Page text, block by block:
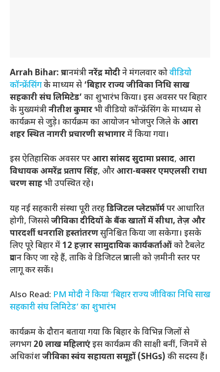
Arrah Bihar: प्रधानमंत्रीनरेंद्र मोदीने मंगलवार कोवीडियो
कॉन्फ्रेंसिंगके माध्यम से ‘बिहार राज्य जीविका निधि साख
सहकारी संघ लिमिटेड’ का शुभारंभ किया। इस अवसर पर बिहार
के मुख्यमंत्रीनीतीश कुमारभी वीडियो कॉन्फ्रेंसिंग के माध्यम से
कार्यक्रम से जुड़े। कार्यक्रम का आयोजन भोजपुर जिले केआरा
शहर स्थित नागरी प्रचारणी सभागारमें किया गया।
इस ऐतिहासिक अवसर परआरा सांसद सुदामा प्रसाद, आरा
विधायक अमरेंद्र प्रताप सिंह, औरआरा-बक्सर एमएलसी राधा
चरण साहभी उपस्थित रहे।
यह नई सहकारी संस्था पूरी तरहडिजिटल प्लेटफ़ॉर्मपर आधारित
होगी, जिससेजीविका दीदियों के बैंक खातों में सीधा, तेज़ और
पारदर्शी धनराशि हस्तांतरणसुनिश्चित किया जा सकेगा। इसके
लिए पूरे बिहार में12 हज़ार सामुदायिक कार्यकर्ताओंको टैबलेट
प्रदान किए जा रहे हैं, ताकि वे डिजिटल प्रणाली को ज़मीनी स्तर पर
लागू कर सकें।
Also Read: PM मोदी ने किया ‘बिहार राज्य जीविका निधि साख
सहकारी संघ लिमिटेड’ का शुभारंभ
कार्यक्रम के दौरान बताया गया कि बिहार के विभिन्न जिलों से
लगभग 20 लाख महिलाएंइस कार्यक्रम की साक्षी बनीं, जिनमें से
अधिकांशजीविका स्वंय सहायता समूहों (SHGs) की सदस्य हैं।